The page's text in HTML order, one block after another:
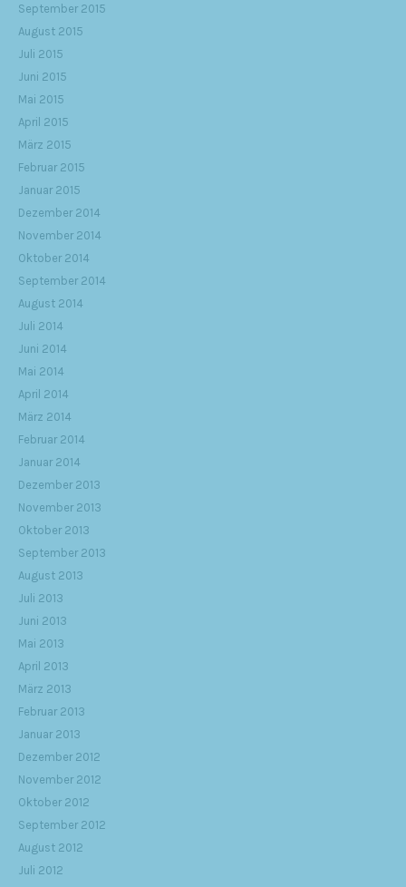
September 2015
August 2015
Juli 2015
Juni 2015
Mai 2015
April 2015
März 2015
Februar 2015
Januar 2015
Dezember 2014
November 2014
Oktober 2014
September 2014
August 2014
Juli 2014
Juni 2014
Mai 2014
April 2014
März 2014
Februar 2014
Januar 2014
Dezember 2013
November 2013
Oktober 2013
September 2013
August 2013
Juli 2013
Juni 2013
Mai 2013
April 2013
März 2013
Februar 2013
Januar 2013
Dezember 2012
November 2012
Oktober 2012
September 2012
August 2012
Juli 2012